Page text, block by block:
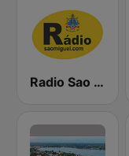
Radio Sao Miguel